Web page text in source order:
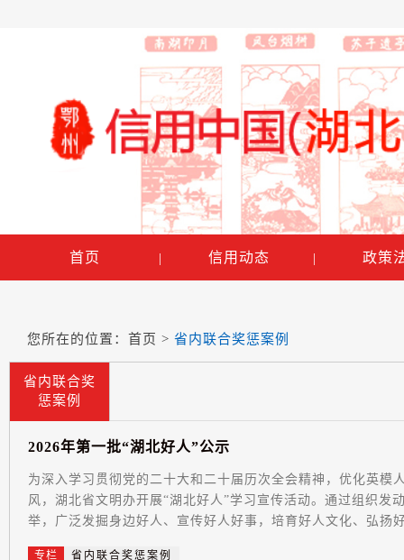
首页 | 信用动态 | 政策
您所在的位置： 首页 > 省内联合奖惩案例
省内联合奖
惩案例
2026年第一批“湖北好人”公示
为深入学习贯彻党的二十大和二十届历次全会精神，优化英模
风，湖北省文明办开展“湖北好人”学习宣传活动。通过组织发
举，广泛发掘身边好人、宣传好人好事，培育好人文化、弘扬
专栏 省内联合奖惩案例